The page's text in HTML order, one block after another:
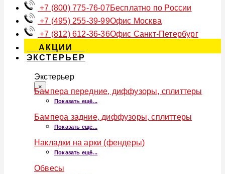
+7 (800) 775-76-07Бесплатно по России
+7 (495) 255-39-99Офис Москва
+7 (812) 612-36-36Офис Санкт-Петербург
АКЦИИ
ЭКСТЕРЬЕР
Экстерьер
×
Бампера передние, диффузоры, сплиттеры
Показать ещё...
Бампера задние, диффузоры, сплиттеры
Показать ещё...
Накладки на арки (фендеры)
Показать ещё...
Обвесы